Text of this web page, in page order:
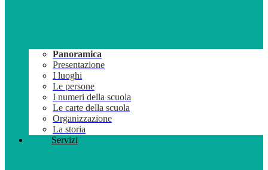
Panoramica
Presentazione
I luoghi
Le persone
I numeri della scuola
Le carte della scuola
Organizzazione
La storia
Servizi